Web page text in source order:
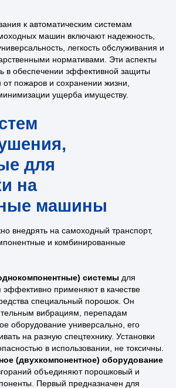
к автоматическим системам
машин включают надежность,
легкость обслуживания и
нормативами. Эти аспекты
в обеспечении эффективной защиты
пожаров и сохранении жизни,
ущерба имуществу.
внедрять на самоходный транспорт,
и комбинированные
системы для
эффективно применяют в качестве
специальный порошок. Он
вибрациям, перепадам
оборудование универсально, его
на разную спецтехнику. Установки
в использовании, не токсичны.
(двухкомпонентное) оборудование
объединяют порошковый и
Первый предназначен для
и
системы
машин